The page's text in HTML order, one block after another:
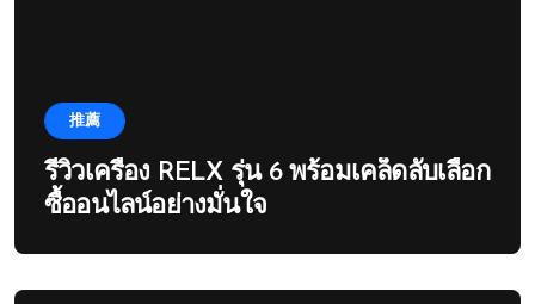
推薦
รีวิวเครื่อง RELX รุ่น 6 พร้อมเคล็ดลับเลือก
ซื้ออนไลน์อย่างมั่นใจ